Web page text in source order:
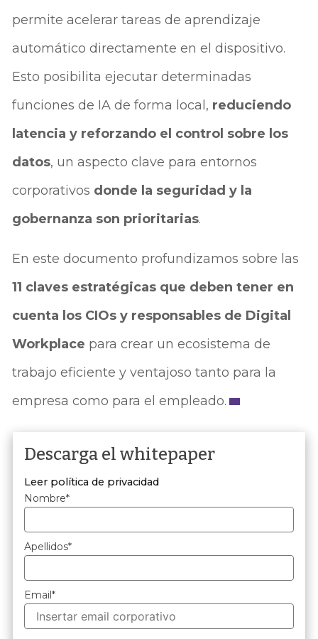
permite acelerar tareas de aprendizaje
automático directamente en el dispositivo.
Esto posibilita ejecutar determinadas
funciones de IA de forma local, reduciendo
latencia y reforzando el control sobre los
datos, un aspecto clave para entornos
corporativos donde la seguridad y la
gobernanza son prioritarias.
En este documento profundizamos sobre las
11 claves estratégicas que deben tener en
cuenta los CIOs y responsables de Digital
Workplace para crear un ecosistema de
trabajo eficiente y ventajoso tanto para la
empresa como para el empleado.
Descarga el whitepaper
Leer política de privacidad
Nombre*
Apellidos*
Email*